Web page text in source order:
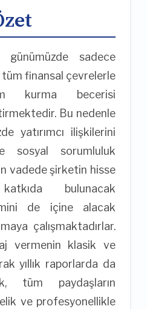
günümüzde sadece
tüm finansal çevrelerle
kurma becerisi
Bu nedenle
yatırımcı ilişkilerini
sosyal sorumluluk
vadede şirketin hisse
bulunacak
de içine alacak
çalışmaktadırlar.
vermenin klasik ve
yıllık raporlarda da
tüm paydaşların
ve profesyonellikle